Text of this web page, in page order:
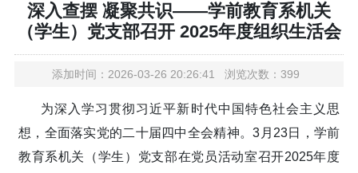
深入查摆 凝聚共识——学前教育系机关
（学生）党支部召开 2025年度组织生活会
添加时间：2026-03-26 20:26:41 浏览次数：399
为深入学习贯彻习近平新时代中国特色社会主义思
想，全面落实党的二十届四中全会精神。3月 23日，学前
教育系机关（学生）党支部在党员活动室召开2025年度